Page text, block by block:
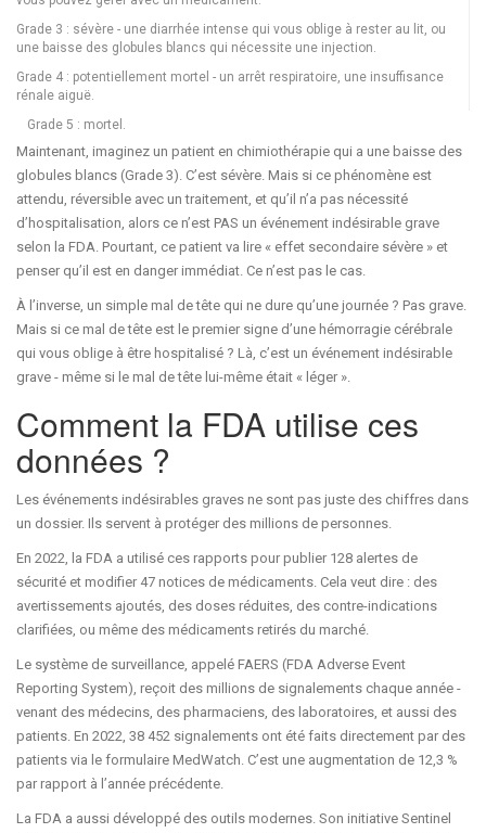
Grade 3 : sévère - une diarrhée intense qui vous oblige à rester au lit, ou
une baisse des globules blancs qui nécessite une injection.
Grade 4 : potentiellement mortel - un arrêt respiratoire, une insuffisance
rénale aiguë.
Grade 5 : mortel.
Maintenant, imaginez un patient en chimiothérapie qui a une baisse des
globules blancs (Grade 3). C’est sévère. Mais si ce phénomène est
attendu, réversible avec un traitement, et qu’il n’a pas nécessité
d’hospitalisation, alors ce n’est PAS un événement indésirable grave
selon la FDA. Pourtant, ce patient va lire « effet secondaire sévère » et
penser qu’il est en danger immédiat. Ce n’est pas le cas.
À l’inverse, un simple mal de tête qui ne dure qu’une journée ? Pas grave.
Mais si ce mal de tête est le premier signe d’une hémorragie cérébrale
qui vous oblige à être hospitalisé ? Là, c’est un événement indésirable
grave - même si le mal de tête lui-même était « léger ».
Comment la FDA utilise ces
données ?
Les événements indésirables graves ne sont pas juste des chiffres dans
un dossier. Ils servent à protéger des millions de personnes.
En 2022, la FDA a utilisé ces rapports pour publier 128 alertes de
sécurité et modifier 47 notices de médicaments. Cela veut dire : des
avertissements ajoutés, des doses réduites, des contre-indications
clarifiées, ou même des médicaments retirés du marché.
Le système de surveillance, appelé FAERS (FDA Adverse Event
Reporting System), reçoit des millions de signalements chaque année -
venant des médecins, des pharmaciens, des laboratoires, et aussi des
patients. En 2022, 38 452 signalements ont été faits directement par des
patients via le formulaire MedWatch. C’est une augmentation de 12,3 %
par rapport à l’année précédente.
La FDA a aussi développé des outils modernes. Son initiative Sentinel